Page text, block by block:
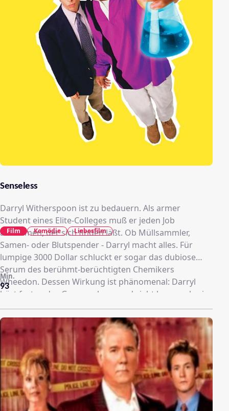
Senseless
Darryl Witherspoon ist zu bedauern. Als armer
Student eines Elite-Colleges muß er jeden Job
annehmen, der sich finden läßt. Ob Müllsammler,
Samen- oder Blutspender - Darryl macht alles. Für
lumpige 3000 Dollar schluckt er sogar das dubiose
Serum des berühmt-berüchtigten Chemikers
Wheedon. Dessen Wirkung ist phänomenal: Darryl
hört fortan das Gras wachsen und sieht besser als ein
Adler. Als Eishockey-Torwart beweist er geniale Reflexe
und die schöne Janice verliebt sich in ihn. Wenn da nur
diese üblen Nebenwirkungen nicht wären...
93
Min.
Film Komödie Liebesfilm